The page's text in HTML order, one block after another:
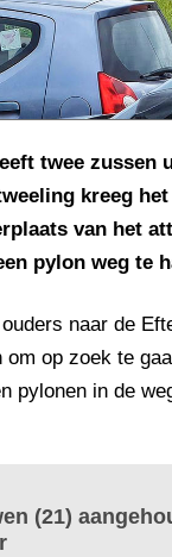
twee zussen
kreeg
van het
pylon weg te
naar de
op zoek te
pylonen in de
(21)